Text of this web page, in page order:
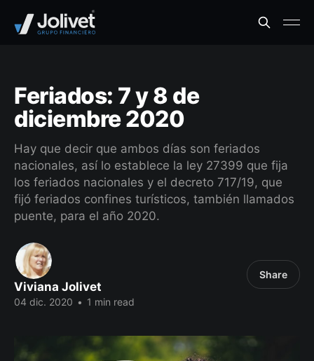
Feriados: 7 y 8 de
diciembre 2020
Hay que decir que ambos días son feriados
nacionales, así lo establece la ley 27399 que fija
los feriados nacionales y el decreto 717/19, que
fijó feriados confines turísticos, también llamados
puente, para el año 2020.
Viviana Jolivet
04 dic. 2020 • 1 min read
Share